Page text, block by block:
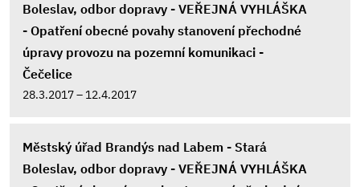
Boleslav, odbor dopravy - VEŘEJNÁ VYHLÁŠKA
- Opatření obecné povahy stanovení přechodné
úpravy provozu na pozemní komunikaci -
Čečelice
28.3.2017 – 12.4.2017
Městský úřad Brandýs nad Labem - Stará
Boleslav, odbor dopravy - VEŘEJNÁ VYHLÁŠKA